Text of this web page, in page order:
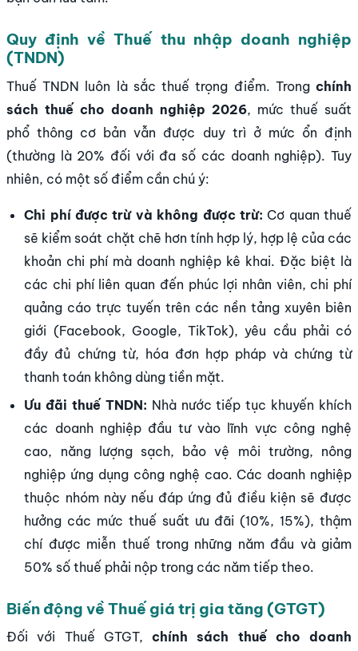
Quy định về Thuế thu nhập doanh nghiệp
(TNDN)
Thuế TNDN luôn là sắc thuế trọng điểm. Trong chính
sách thuế cho doanh nghiệp 2026, mức thuế suất
phổ thông cơ bản vẫn được duy trì ở mức ổn định
(thường là 20% đối với đa số các doanh nghiệp). Tuy
nhiên, có một số điểm cần chú ý:
Chi phí được trừ và không được trừ: Cơ quan thuế
sẽ kiểm soát chặt chẽ hơn tính hợp lý, hợp lệ của các
khoản chi phí mà doanh nghiệp kê khai. Đặc biệt là
các chi phí liên quan đến phúc lợi nhân viên, chi phí
quảng cáo trực tuyến trên các nền tảng xuyên biên
giới (Facebook, Google, TikTok), yêu cầu phải có
đầy đủ chứng từ, hóa đơn hợp pháp và chứng từ
thanh toán không dùng tiền mặt.
Ưu đãi thuế TNDN: Nhà nước tiếp tục khuyến khích
các doanh nghiệp đầu tư vào lĩnh vực công nghệ
cao, năng lượng sạch, bảo vệ môi trường, nông
nghiệp ứng dụng công nghệ cao. Các doanh nghiệp
thuộc nhóm này nếu đáp ứng đủ điều kiện sẽ được
hưởng các mức thuế suất ưu đãi (10%, 15%), thậm
chí được miễn thuế trong những năm đầu và giảm
50% số thuế phải nộp trong các năm tiếp theo.
Biến động về Thuế giá trị gia tăng (GTGT)
Đối với Thuế GTGT, chính sách thuế cho doanh